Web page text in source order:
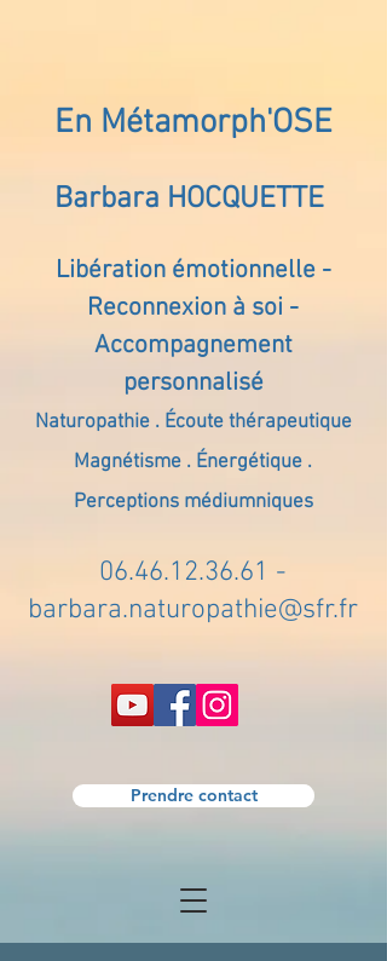
En Métamorph'OSE
Barbara HOCQUETTE
Libération émotionnelle -
Reconnexion à soi -
Accompagnement
personnalisé
Naturopathie . Écoute thérapeutique
Magnétisme . Énergétique .
Perceptions médiumniques
06.46.12.36.61 -
barbara.naturopathie@sfr.fr
Prendre contact